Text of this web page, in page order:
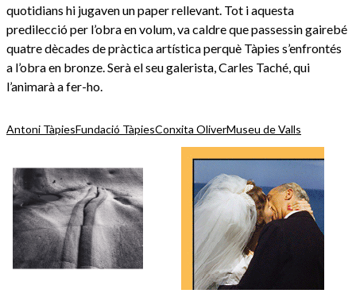
quotidians hi jugaven un paper rellevant. Tot i aquesta
predilecció per l’obra en volum, va caldre que passessin gairebé
quatre dècades de pràctica artística perquè Tàpies s’enfrontés
a l’obra en bronze. Serà el seu galerista, Carles Taché, qui
l’animarà a fer-ho.
Antoni TàpiesFundació TàpiesConxita OliverMuseu de Valls